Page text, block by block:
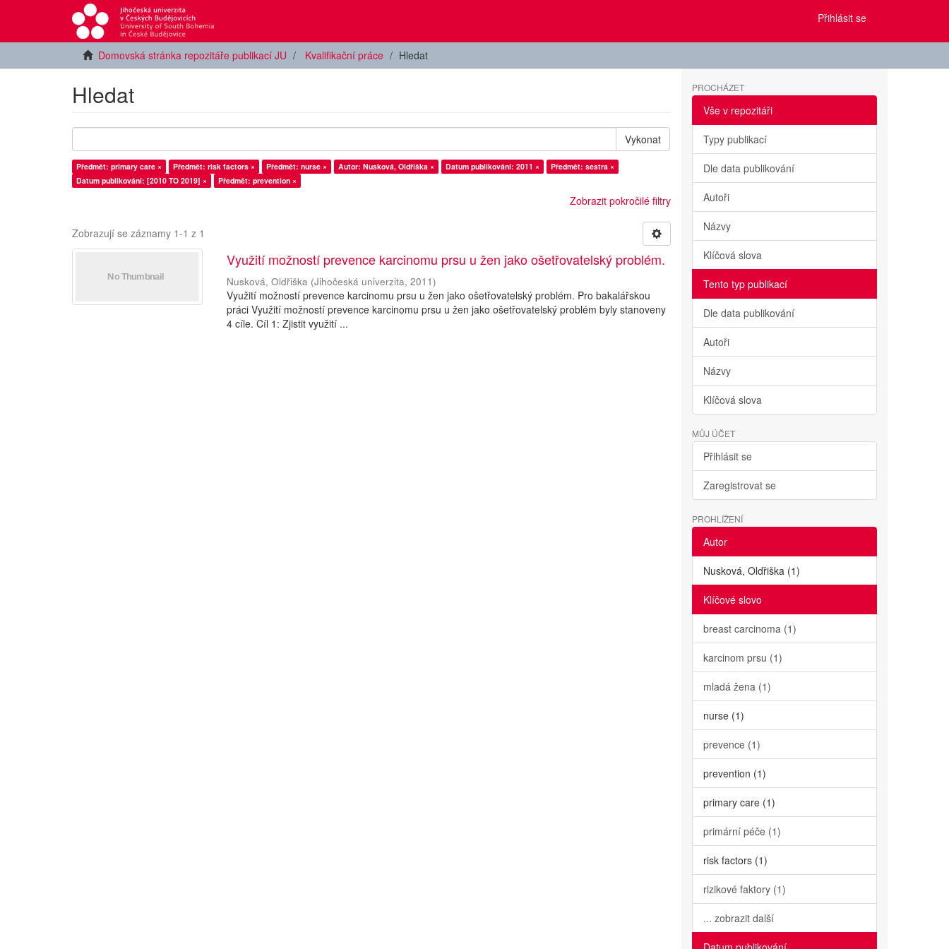
Přihlásit se
Domovská stránka repozitáře publikací JU Kvalifikační práce Hledat
Hledat
Vykonat
Předmět: primary care × Předmět: risk factors × Předmět: nurse × Autor: Nusková, Oldřiška × Datum publikování: 2011 ×
Předmět: sestra ×
Datum publikování: [2010 TO 2019] ×
Předmět: prevention ×
Zobrazit pokročilé filtry
Zobrazují se záznamy 1-1 z 1
Využití možností prevence karcinomu prsu u žen jako ošetřovatelský problém.
Nusková, Oldřiška (Jihočeská univerzita,2011)
Využití možností prevence karcinomu prsu u žen jako ošetřovatelský problém. Pro bakalářskou
práci Využití možností prevence karcinomu prsu u žen jako ošetřovatelský problém byly stanoveny
4 cíle. Cíl 1: Zjistit využití ...
PROCHÁZET
Vše v repozitáři
Typy publikací
Dle data publikování
Autoři
Názvy
Klíčová slova
Tento typ publikací
Dle data publikování
Autoři
Názvy
Klíčová slova
MŮJ ÚČET
Přihlásit se
Zaregistrovat se
PROHLÍŽENÍ
Autor
Nusková, Oldřiška (1)
Klíčové slovo
breast carcinoma (1)
karcinom prsu (1)
mladá žena (1)
nurse (1)
prevence (1)
prevention (1)
primary care (1)
primární péče (1)
risk factors (1)
rizikové faktory (1)
... zobrazit další